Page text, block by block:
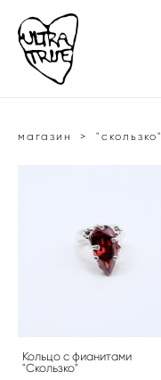
магазин > "скользко"
Кольцо с фианитами
"Скользко"